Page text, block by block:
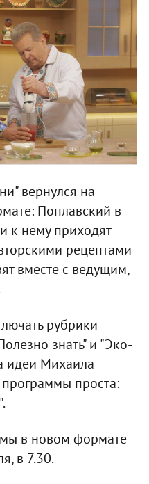
вернулся на
Поплавский в
к нему приходят
рецептами
вместе с ведущим,
рубрики
знать" и "Эко-
идеи Михаила
проста:
в новом формате
в 7.30.